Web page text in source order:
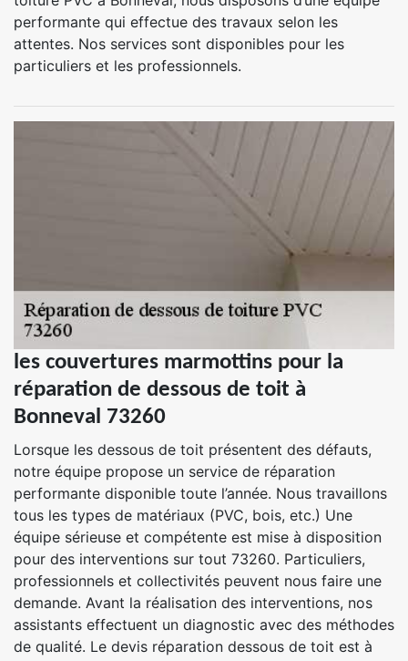
performante qui effectue des travaux selon les
attentes. Nos services sont disponibles pour les
particuliers et les professionnels.
les couvertures marmottins pour la
réparation de dessous de toit à
Bonneval 73260
Lorsque les dessous de toit présentent des défauts,
notre équipe propose un service de réparation
performante disponible toute l’année. Nous travaillons
tous les types de matériaux (PVC, bois, etc.) Une
équipe sérieuse et compétente est mise à disposition
pour des interventions sur tout 73260. Particuliers,
professionnels et collectivités peuvent nous faire une
demande. Avant la réalisation des interventions, nos
assistants effectuent un diagnostic avec des méthodes
de qualité. Le devis réparation dessous de toit est à